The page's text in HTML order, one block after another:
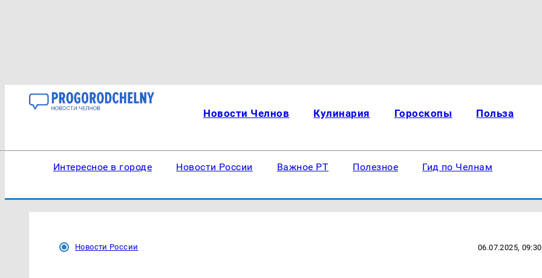
Новости Челнов Кулинария Гороскопы Польза
Интересное в городе Новости России Важное РТ Полезное Гид по Челнам
Новости России 06.07.2025, 09:30